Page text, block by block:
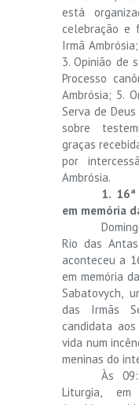
está
celebração e
Irmã
3. Opinião de
Processo
Ambrósia; 5.
Serva de
sobre
graças
por
Ambrósia.
1.
em memória
Rio das
aconteceu a
em memória
Sabatovych,
das Irmãs
candidata
vida num
meninas do
Às
Liturgia, em